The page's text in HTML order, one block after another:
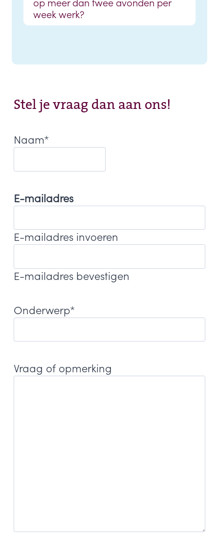
op meer dan twee avonden per
week werk?
Stel je vraag dan aan ons!
Naam*
E-mailadres
E-mailadres invoeren
E-mailadres bevestigen
Onderwerp*
Vraag of opmerking